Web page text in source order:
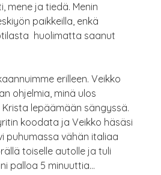
mene ja tiedä. Menin
paikkeilla, enkä
huolimatta saanut
erilleen. Veikko
ohjelmia, minä ulos
lepäämään sängyssä.
koodata ja Veikko häsäsi
puhumassa vähän italiaa
toiselle autolle ja tuli
palloa 5 minuuttia…